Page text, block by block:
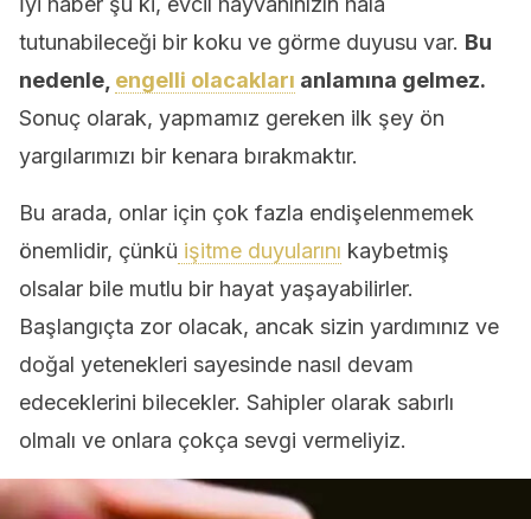
tutunabileceği bir koku ve görme duyusu var. Bu
nedenle, engelli olacakları anlamına gelmez.
Sonuç olarak, yapmamız gereken ilk şey ön
yargılarımızı bir kenara bırakmaktır.
Bu arada, onlar için çok fazla endişelenmemek
önemlidir, çünkü işitme duyularını kaybetmiş
olsalar bile mutlu bir hayat yaşayabilirler.
Başlangıçta zor olacak, ancak sizin yardımınız ve
doğal yetenekleri sayesinde nasıl devam
edeceklerini bilecekler. Sahipler olarak sabırlı
olmalı ve onlara çokça sevgi vermeliyiz.